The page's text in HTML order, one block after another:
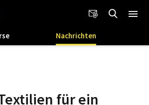
Nachrichten
für ein